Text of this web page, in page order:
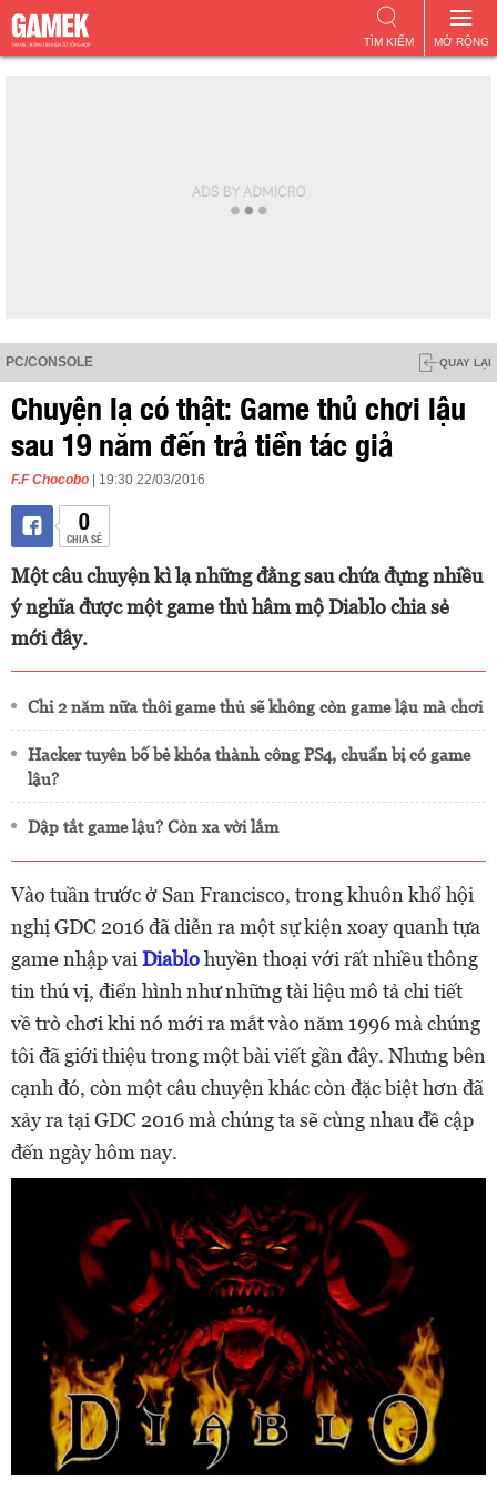
MỞ RỘNG
TÌM KIẾM
PC/CONSOLE QUAY LẠI
Chuyện lạ có thật: Game thủ chơi lậu
sau 19 năm đến trả tiền tác giả
F.F Chocobo | 19:30 22/03/2016
0
CHIA SẺ
Một câu chuyện kì lạ những đằng sau chứa đựng nhiều
ý nghĩa được một game thủ hâm mộ Diablo chia sẻ
mới đây.
Chỉ 2 năm nữa thôi game thủ sẽ không còn game lậu mà chơi
Hacker tuyên bố bẻ khóa thành công PS4, chuẩn bị có game
lậu?
Dập tắt game lậu? Còn xa vời lắm
Vào tuần trước ở San Francisco, trong khuôn khổ hội
nghị GDC 2016 đã diễn ra một sự kiện xoay quanh tựa
game nhập vai Diablohuyền thoại với rất nhiều thông
tin thú vị, điển hình như những tài liệu mô tả chi tiết
về trò chơi khi nó mới ra mắt vào năm 1996 mà chúng
tôi đã giới thiệu trong một bài viết gần đây. Nhưng bên
cạnh đó, còn một câu chuyện khác còn đặc biệt hơn đã
xảy ra tại GDC 2016 mà chúng ta sẽ cùng nhau đề cập
đến ngày hôm nay.